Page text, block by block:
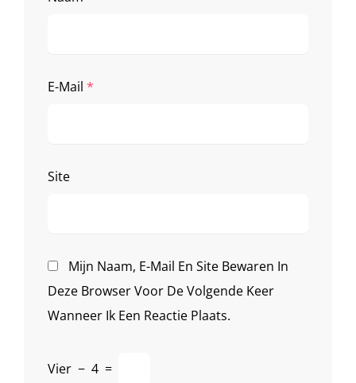
E-Mail *
Site
Mijn Naam, E-Mail En Site Bewaren In
Deze Browser Voor De Volgende Keer
Wanneer Ik Een Reactie Plaats.
Vier − 4 =